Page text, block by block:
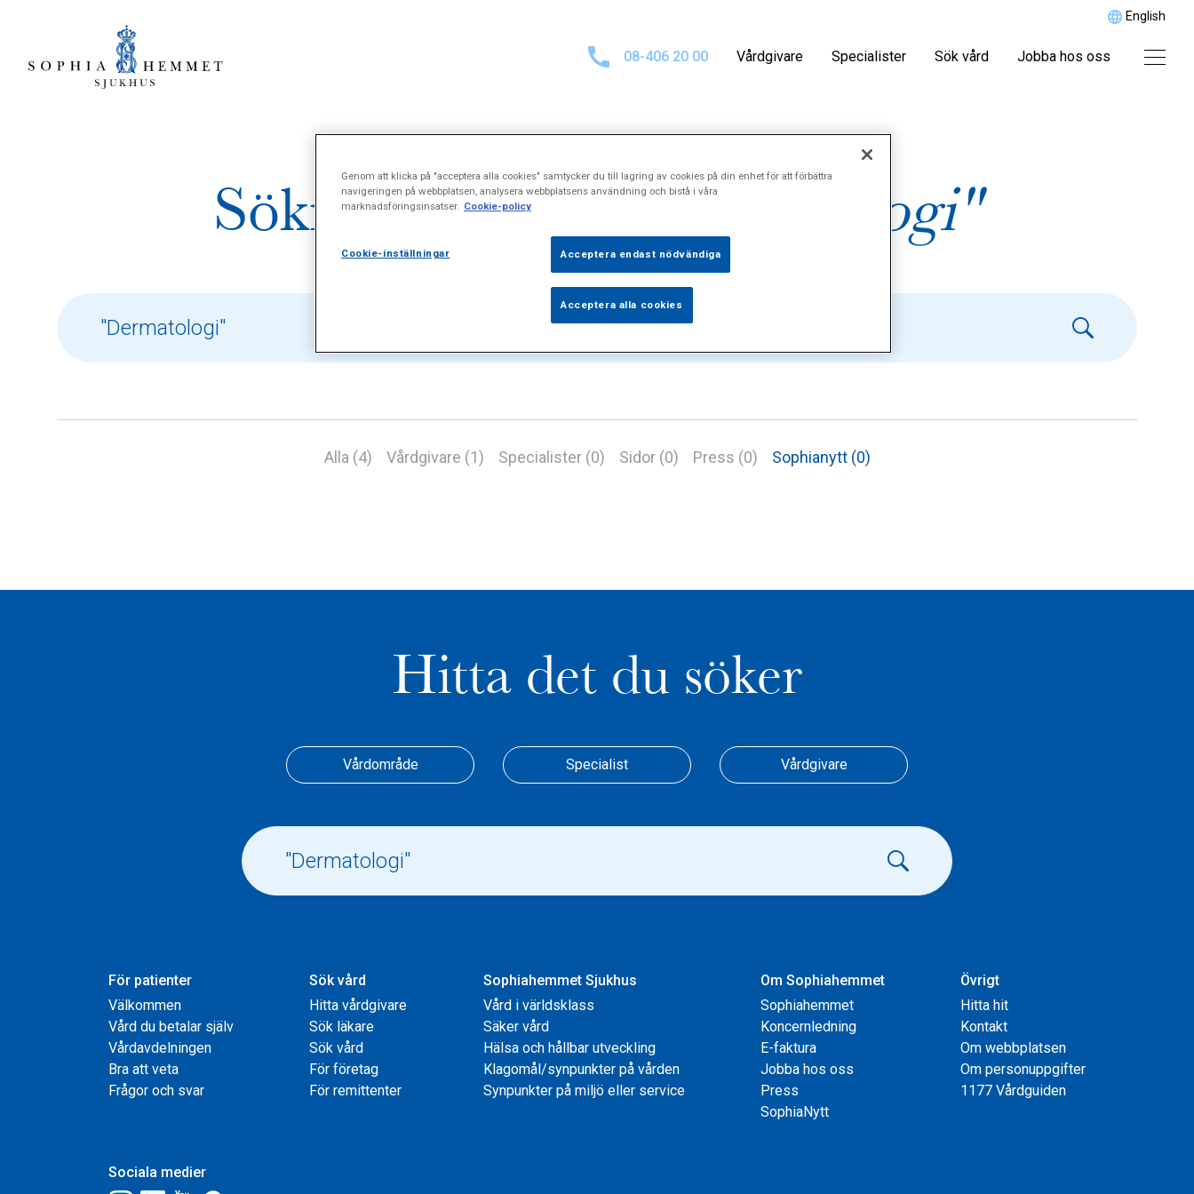
English
08-406 20 00 Vårdgivare Specialister Sök vård Jobba hos oss
Sökresultat för"Dermatologi"
Alla (4) Vårdgivare (1) Specialister (0) Sidor (0) Press (0) Sophianytt (0)
Hitta det du söker
Vårdområde Specialist Vårdgivare
För patienter
Välkommen
Vård du betalar själv
Vårdavdelningen
Bra att veta
Frågor och svar
Sök vård
Hitta vårdgivare
Sök läkare
Sök vård
För företag
För remittenter
Sophiahemmet Sjukhus
Vård i världsklass
Säker vård
Hälsa och hållbar utveckling
Klagomål/synpunkter på vården
Synpunkter på miljö eller service
Om Sophiahemmet
Sophiahemmet
Koncernledning
E-faktura
Jobba hos oss
Press
SophiaNytt
Övrigt
Hitta hit
Kontakt
Om webbplatsen
Om personuppgifter
1177 Vårdguiden
Sociala medier
Genom att klicka på "acceptera alla cookies" samtycker du till lagring av cookies på din enhet för att förbättra
navigeringen på webbplatsen, analysera webbplatsens användning och bistå i våra
marknadsföringsinsatser. Cookie-policy
Cookie-inställningar Acceptera endast nödvändiga
Acceptera alla cookies